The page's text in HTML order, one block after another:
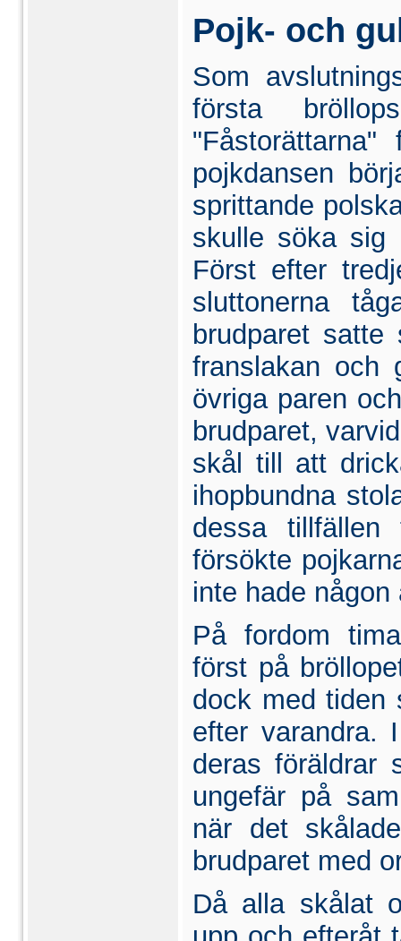
Pojk- och
Som
första
pojkdansen
sprittande
skulle söka sig
Först efter
sluttonerna
brudparet
franslakan och
övriga paren
brudparet,
skål till att
ihopbundna
dessa
försökte
inte hade
På fordom
först på
dock med ti­den
efter varandra.
deras föräldrar
ungefär på
när det
brudparet med
Då alla skålat